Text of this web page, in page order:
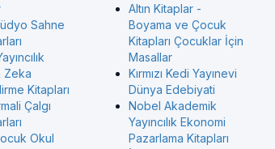
Sahne
Zeka
Kitapları
Çalgı
Okul
Altın Kitaplar -
Boyama ve Çocuk
Kitapları Çocuklar İçin
Masallar
Kırmızı Kedi Yayınevi
Dünya Edebiyati
Nobel Akademik
Yayıncılık Ekonomi
Pazarlama Kitapları